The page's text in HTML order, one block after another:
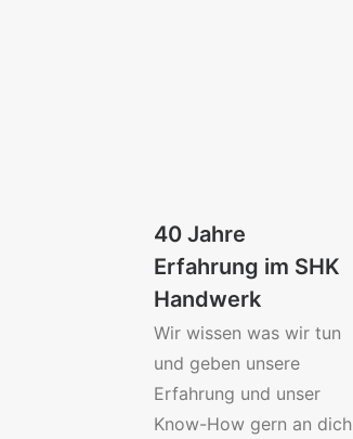
40 Jahre
Erfahrung im SHK
Handwerk
Wir wissen was wir tun
und geben unsere
Erfahrung und unser
Know-How gern an dich